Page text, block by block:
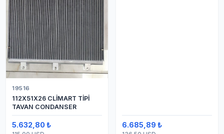
19516
112X51X26 CLİMART TİPİ
TAVAN CONDANSER
5.632,80 ₺ 6.685,89 ₺